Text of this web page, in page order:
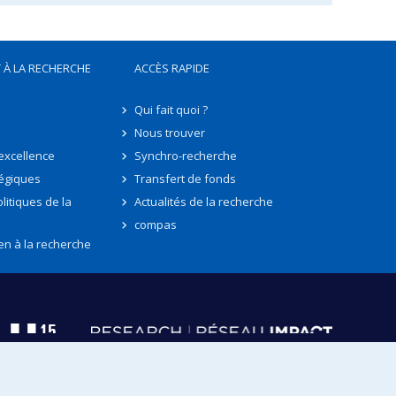
LA RECHERCHE
de la
à la recherche
ACCÈS RAPIDE
Qui fait quoi ?
Nous trouver
Synchro-recherche
Transfert de fonds
Actualités de la recherche
compas